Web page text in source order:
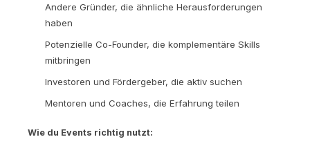
Andere Gründer, die ähnliche Herausforderungen
haben
Potenzielle Co-Founder, die komplementäre Skills
mitbringen
Investoren und Fördergeber, die aktiv suchen
Mentoren und Coaches, die Erfahrung teilen
Wie du Events richtig nutzt: